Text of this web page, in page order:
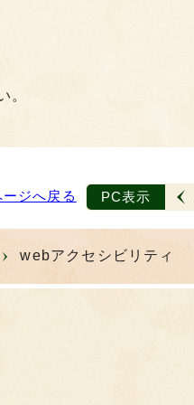
。
ジへ戻る PC表示
webアクセシビリティ